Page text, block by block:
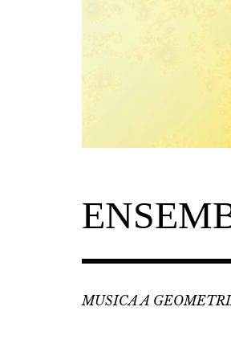
MUSICA A